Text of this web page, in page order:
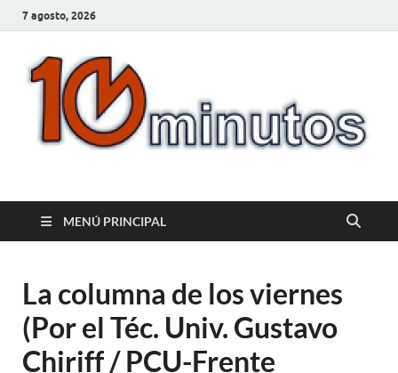
7 agosto, 2026
10minutos.com.uy
MENÚ PRINCIPAL
La columna de los viernes
(Por el Téc. Univ. Gustavo
Chiriff / PCU-Frente